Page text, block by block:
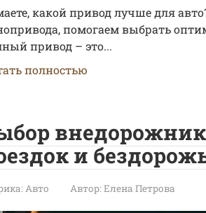
какой привод лучше для
помогаем выбрать
привод – это...
полностью
и
Авто Автор:Елена Петрова